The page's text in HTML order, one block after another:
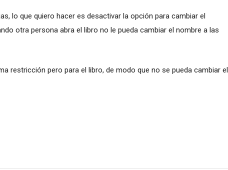
lo que quiero hacer es desactivar la opción para cambiar el
otra persona abra el libro no le pueda cambiar el nombre a las
restricción pero para el libro, de modo que no se pueda cambiar el